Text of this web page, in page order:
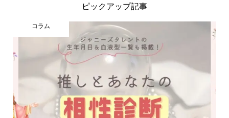
ピックアップ記事
コラム